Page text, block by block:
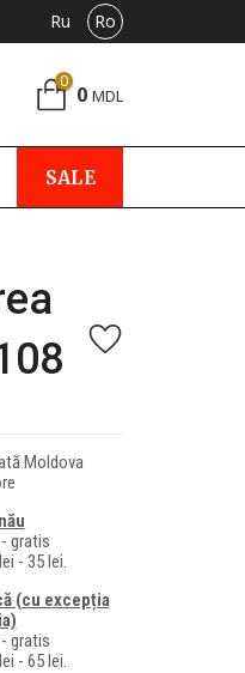
Ru Ro
0 0 MDL
SALE
Moldova
gratis
- 35 lei.
(cu excepția
gratis
- 65 lei.